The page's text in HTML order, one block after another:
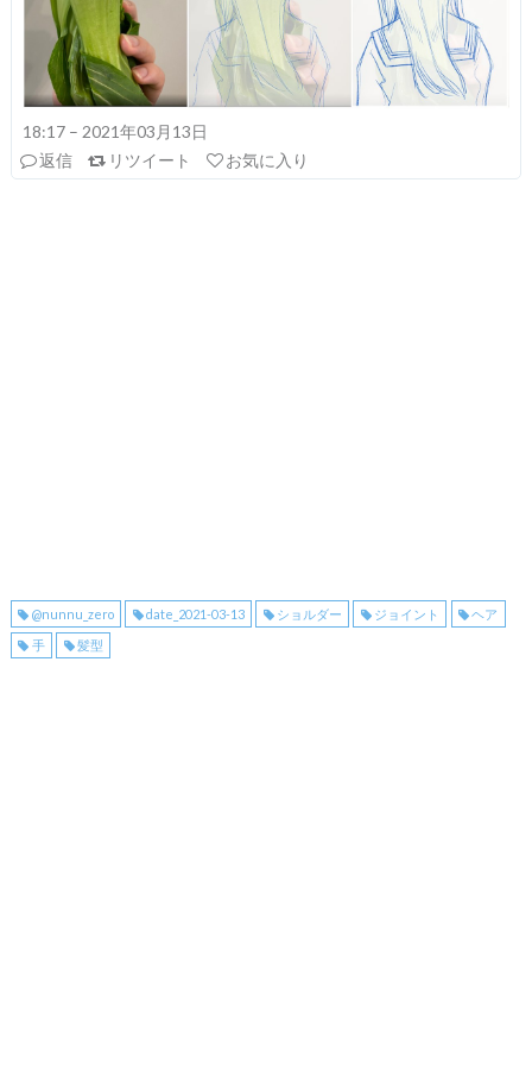
18:17 – 2021年03月13日
返信
リツイート お気に入り
@nunnu_zero date_2021-03-13 ショルダー ジョイント ヘア
手 髪型